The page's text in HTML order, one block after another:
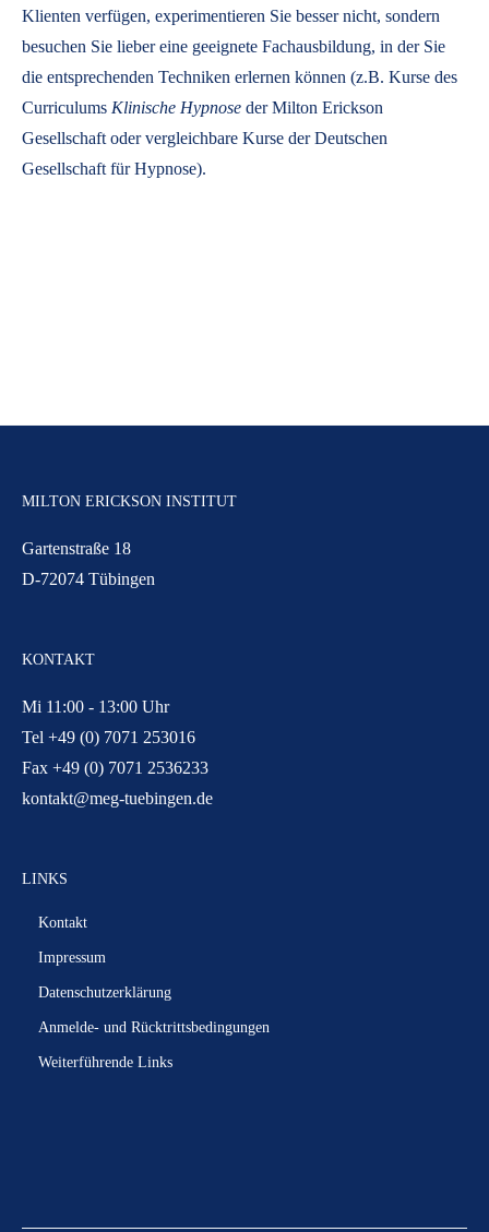
Klienten verfügen, experimentieren Sie besser nicht, sondern
besuchen Sie lieber eine geeignete Fachausbildung, in der Sie
die entsprechenden Techniken erlernen können (z.B. Kurse des
Curriculums Klinische Hypnose der Milton Erickson
Gesellschaft oder vergleichbare Kurse der Deutschen
Gesellschaft für Hypnose).
MILTON ERICKSON INSTITUT
Gartenstraße 18
D-72074 Tübingen
KONTAKT
Mi 11:00 - 13:00 Uhr
Tel +49 (0) 7071 253016
Fax +49 (0) 7071 2536233
kontakt@meg-tuebingen.de
LINKS
Kontakt
Impressum
Datenschutzerklärung
Anmelde- und Rücktrittsbedingungen
Weiterführende Links